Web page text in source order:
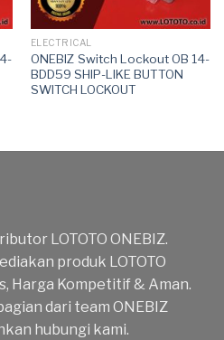
ELECTRICAL
ONEBIZ Switch Lockout OB 14-
BDD59 SHIP-LIKE BUTTON
SWITCH LOCKOUT
LOTOTO ONEBIZ.
produk LOTOTO
Harga Kompetitif & Aman.
dari team ONEBIZ
hubungi kami.